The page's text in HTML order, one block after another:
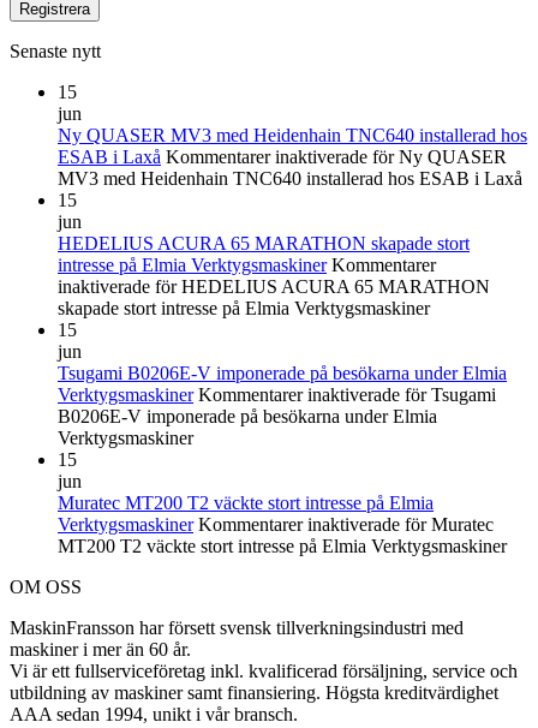
Senaste nytt
15
jun
Ny QUASER MV3 med Heidenhain TNC640 installerad hos
ESAB i Laxå Kommentarer inaktiverade för Ny QUASER
MV3 med Heidenhain TNC640 installerad hos ESAB i Laxå
15
jun
HEDELIUS ACURA 65 MARATHON skapade stort
intresse på Elmia Verktygsmaskiner Kommentarer
inaktiverade för HEDELIUS ACURA 65 MARATHON
skapade stort intresse på Elmia Verktygsmaskiner
15
jun
Tsugami B0206E-V imponerade på besökarna under Elmia
Verktygsmaskiner Kommentarer inaktiverade för Tsugami
B0206E-V imponerade på besökarna under Elmia
Verktygsmaskiner
15
jun
Muratec MT200 T2 väckte stort intresse på Elmia
Verktygsmaskiner Kommentarer inaktiverade för Muratec
MT200 T2 väckte stort intresse på Elmia Verktygsmaskiner
OM OSS
MaskinFransson har försett svensk tillverkningsindustri med
maskiner i mer än 60 år.
Vi är ett fullserviceföretag inkl. kvalificerad försäljning, service och
utbildning av maskiner samt finansiering. Högsta kreditvärdighet
AAA sedan 1994, unikt i vår bransch.